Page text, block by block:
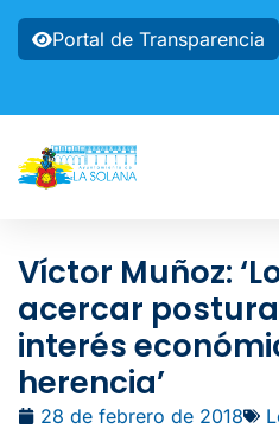
Portal de Transparencia
Víctor Muñoz:
acercar
interés
herencia’
28 de febrero de 2018